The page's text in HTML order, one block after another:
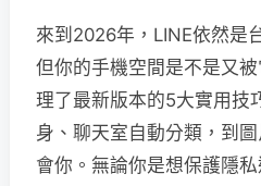
來到2026年，LINE依然是
但你的手機空間是不是又
理了最新版本的5大實用技
身、聊天室自動分類，到
會你。無論你是想保護隱